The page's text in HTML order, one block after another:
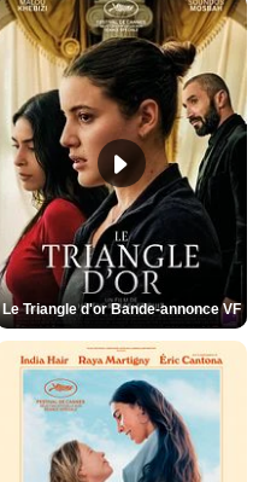
Le Triangle d'or Bande-annonce VF